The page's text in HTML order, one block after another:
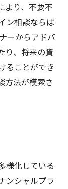
より、不要不
ン相談ならば
ーからアドバ
り、将来の資
ることができ
方法が模索さ
様化している
ンシャルプラ